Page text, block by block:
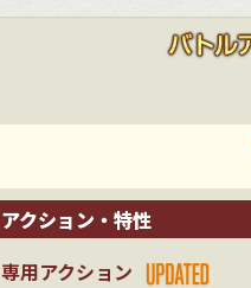
アクション・特性
専用アクション